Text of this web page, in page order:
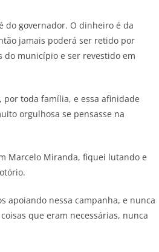
do governador. O dinheiro é da
jamais poderá ser retido por
do município e ser revestido em
por toda família, e essa afinidade
orgulhosa se pensasse na
Marcelo Miranda, fiquei lutando e
apoiando nessa campanha, e nunca
que eram necessárias, nunca